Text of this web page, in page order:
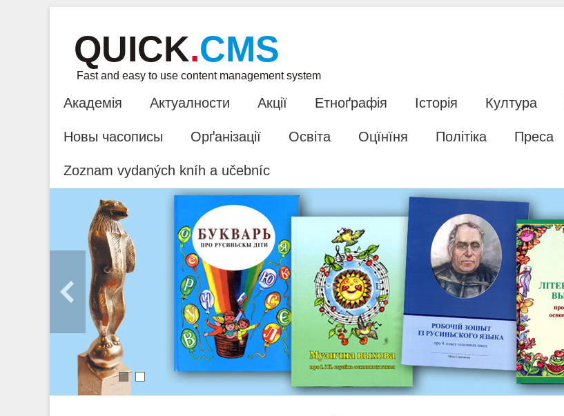
QUICK.CMS
Fast and easy to use content management system
Академія Актуалности Акції Етноґрафія Історія Култура
Новы часописы Орґанізації Освіта Оцїнїня Політіка Преса
Zoznam vydaných kníh a učebníc
1 2